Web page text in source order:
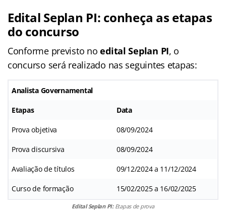
Edital Seplan PI: conheça as etapas
do concurso
Conforme previsto no edital Seplan PI, o
concurso será realizado nas seguintes etapas:
Analista Governamental
Etapas Data
Prova objetiva 08/09/2024
Prova discursiva 08/09/2024
Avaliação de títulos 09/12/2024 a 11/12/2024
Curso de formação 15/02/2025 a 16/02/2025
Edital Seplan PI:Etapas de prova